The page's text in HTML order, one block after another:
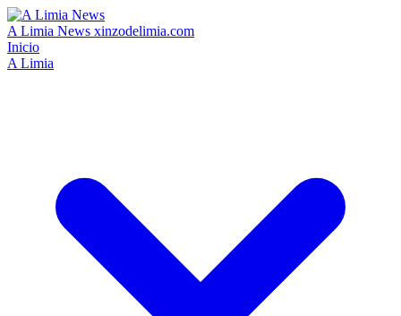
A Limia News xinzodelimia.com
Inicio
A Limia